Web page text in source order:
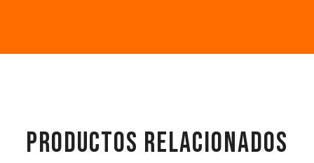
PRODUCTOS RELACIONADOS